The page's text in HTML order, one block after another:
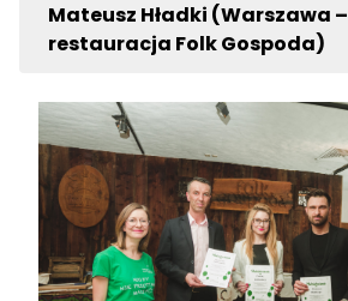
Mateusz Hładki (Warszawa –
restauracja Folk Gospoda)